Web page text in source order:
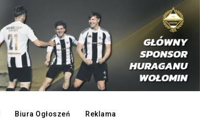
Biura Ogłoszeń Reklama